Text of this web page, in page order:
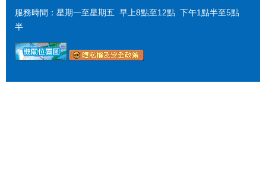
服務時間：星期一至星期五 早上8點至12點 下午1點半至5點
半